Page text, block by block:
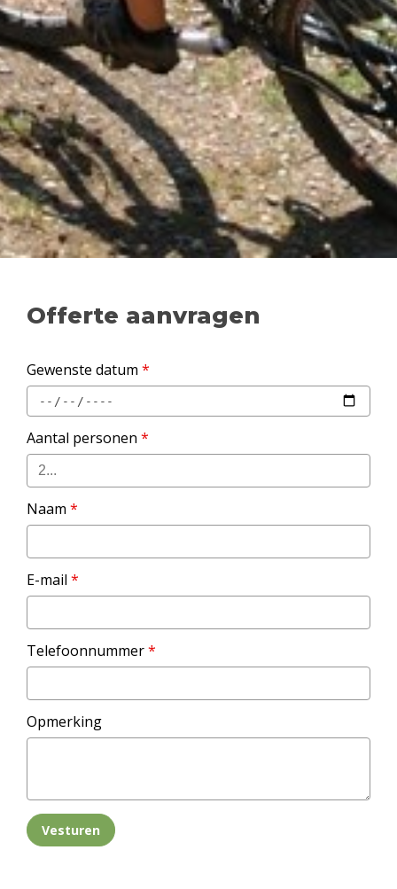
Offerte aanvragen
Gewenste datum *
Aantal personen *
Naam *
E-mail *
Telefoonnummer*
Opmerking
Vesturen